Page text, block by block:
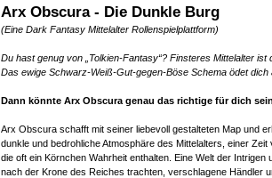
Arx Obscura - Die Dunkle Burg
(Eine Dark Fantasy Mittelalter Rollenspielplattform)
Du hast genug von „Tolkien-Fantasy“? Finsteres Mittelalter
Das ewige Schwarz-Weiß-Gut-gegen-Böse Schema ödet dich
Dann könnte Arx Obscura genau das richtige für dich
Arx Obscura schafft mit seiner liebevoll gestalteten Map und
dunkle und bedrohliche Atmosphäre des Mittelalters, einer Zeit
die oft ein Körnchen Wahrheit enthalten. Eine Welt der
nach der Krone des Reiches trachten, verschlagene Händler